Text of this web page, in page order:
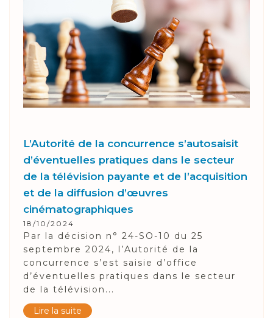
L’Autorité de la concurrence s’autosaisit
d’éventuelles pratiques dans le secteur
de la télévision payante et de l’acquisition
et de la diffusion d’œuvres
cinématographiques
18/10/2024
Par la décision n° 24-SO-10 du 25
septembre 2024, l’Autorité de la
concurrence s’est saisie d’office
d’éventuelles pratiques dans le secteur
de la télévision...
Lire la suite